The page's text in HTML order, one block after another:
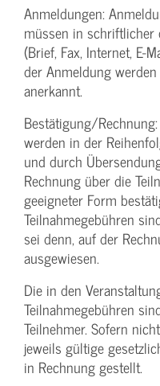
Anmeldungen:
müssen in
(Brief, Fax, Internet, E-
der Anmeldung
anerkannt.
Bestätigung­/
werden in der
und durch
Rechnung über die
geeigneter Form
Teilnahmegebühren
sei denn, auf der
ausgewiesen.
Die in den
Teilnahmegebühren
Teilnehmer. Sofern
jeweils gültige
in Rechnung gestellt.